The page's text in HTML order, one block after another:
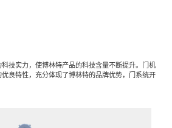
实力，使博林特产品的科技含量不断提升。门机
良特性，充分体现了博林特的品牌优势，门系统开